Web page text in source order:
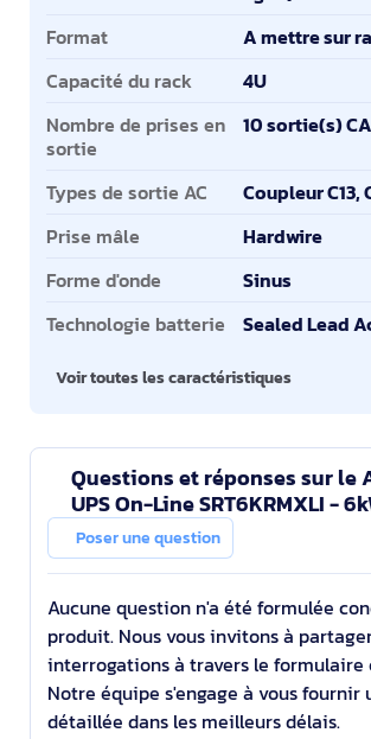
Format
A mettre sur
Capacité du rack
4U
Nombre de prises en
sortie
10 sortie(s) CA
Types de sortie AC
Coupleur C13,
Prise mâle
Hardwire
Forme d'onde
Sinus
Technologie batterie
Sealed Lead
Voir toutes les caractéristiques
Questions et réponses sur le
UPS On-Line SRT6KRMXLI -
C13, 4x C19, sortie
montable en rac
Poser une question
Aucune question n'a été formulée
produit. Nous vous invitons à
interrogations à travers le formulaire
Notre équipe s'engage à vous fournir
détaillée dans les meilleurs délais.